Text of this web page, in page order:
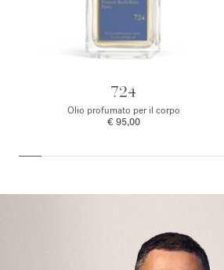
724
Olio profumato per il corpo
€ 95,00